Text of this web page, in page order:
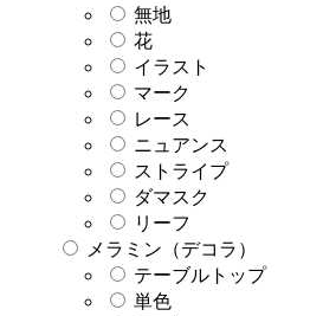
無地
花
イラスト
マーク
レース
ニュアンス
ストライプ
ダマスク
リーフ
メラミン（デコラ）
テーブルトップ
単色